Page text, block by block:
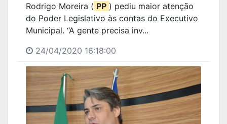
Rodrigo Moreira ( PP ) pediu maior atenção
do Poder Legislativo às contas do Executivo
Municipal. “A gente precisa inv...
24/04/2020 16:18:00